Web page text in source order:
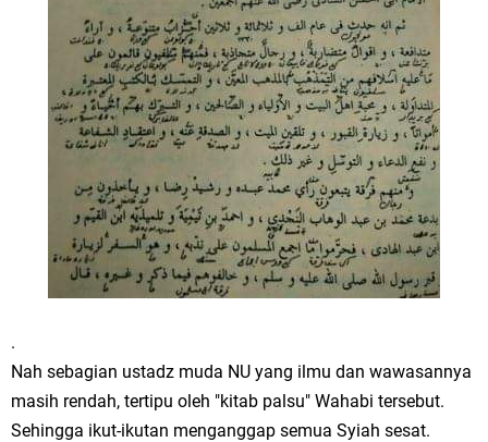
.
Nah sebagian ustadz muda NU yang ilmu dan wawasannya
masih rendah, tertipu oleh "kitab palsu" Wahabi tersebut.
Sehingga ikut-ikutan menganggap semua Syiah sesat.